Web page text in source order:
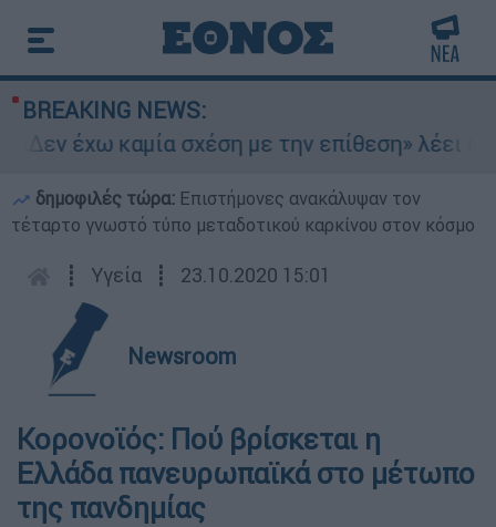
BREAKING NEWS:
έχω καμία σχέση με την επίθεση» λέει η
δημοφιλές τώρα: Επιστήμονες ανακάλυψαν τον
τέταρτο γνωστό τύπο μεταδοτικού καρκίνου στον κόσμο
┋ Υγεία ┋ 23.10.2020 15:01
Newsroom
Κορονοϊός: Πού βρίσκεται η
Ελλάδα πανευρωπαϊκά στο μέτωπο
της πανδημίας